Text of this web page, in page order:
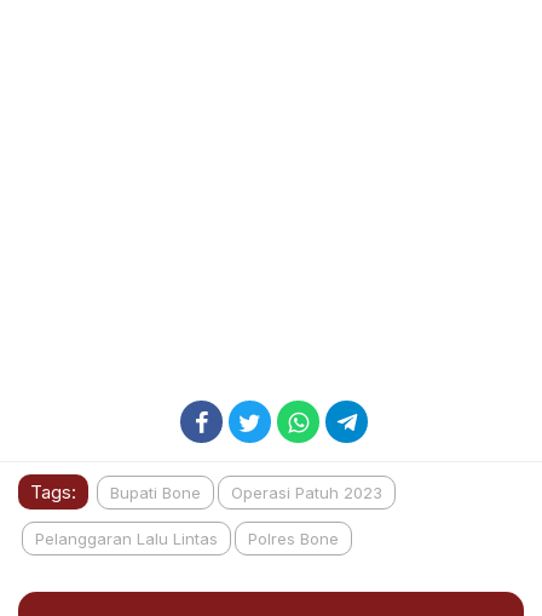
Tags: Bupati Bone Operasi Patuh 2023
Pelanggaran Lalu Lintas Polres Bone